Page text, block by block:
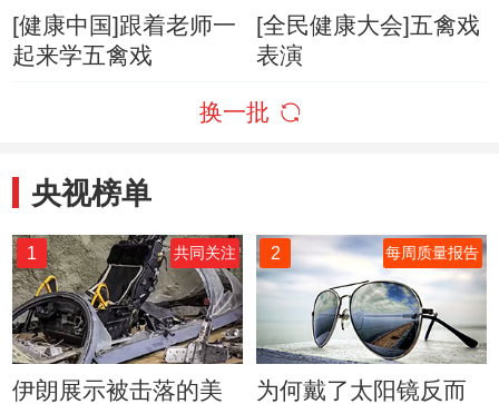
[健康中国]跟着老师一
起来学五禽戏
[全民健康大会]五禽戏
表演
换一批
央视榜单
1 共同关注
伊朗展示被击落的美
2 每周质量报告
为何戴了太阳镜反而